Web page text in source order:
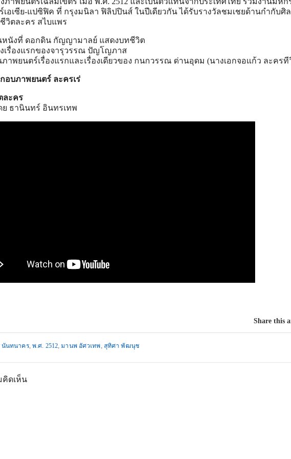
อเซีย-แปซิฟิค ที่ กรุงมนิลา ฟิลิปปินส์ ในปีเดียวกัน ได้รับรางวัลชมเชยด้านกำกับศิ
วิตละคร สไบแพร
หนังที่ ดอกดิน กัญญามาลย์ แสดงบทชีวิต
เรื่องแรกของจารุวรรณ ปัญโญภาส
ภาพยนตร์เรื่องแรกและเรื่องเดียวของ กนกวรรณ ด่านอุดม (นางเอกจอแก้ว ละครที
อบภาพยนตร์ ละครเร่
ละคร
ย ธานินทร์ อินทรเทพ
Share this
นันทนาคร, พ.ศ. 2512 ,มานพ อัศวเทพ สุทิศา พัฒนุช
คิดเห็น